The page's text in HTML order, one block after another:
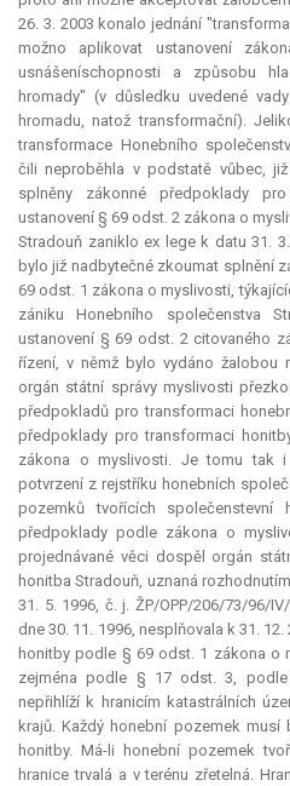
26. 3. 2003 konalo jednání
možno aplikovat ustanovení
usnášeníschopnosti a způsobu
hromady" (v důsledku uvedené
hromadu, natož transformační).
transformace Honebního
čili neproběhla v podstatě vůbec,
splněny zákonné předpoklady
ustanovení § 69 odst. 2 zákona o
Stradouň zaniklo ex legek datu 31.
bylo již nadbytečné zkoumat splnění
69 odst. 1 zákona o myslivosti,
zániku Honebního společenstva
ustanovení § 69 odst. 2 citovaného
řízení, v němž bylo vydáno žalobou
orgán státní správy myslivosti
předpokladů pro transformaci
předpoklady pro transformaci
zákona o myslivosti. Je tomu tak i
potvrzení z rejstříku honebních
pozemků tvořících společenstevní
předpoklady podle zákona o
projednávané věci dospěl orgán
honitba Stradouň, uznaná
31. 5. 1996, č. j. ŽP/OPP/206/73/96/
dne 30. 11. 1996, nesplňovala k 31.
honitby podle § 69 odst. 1 zákona o
zejména podle § 17 odst. 3,
nepřihlíží k hranicím katastrálních
krajů. Každý honební pozemek
honitby. Má-li honební pozemek
hranice trvalá a v terénu zřetelná.